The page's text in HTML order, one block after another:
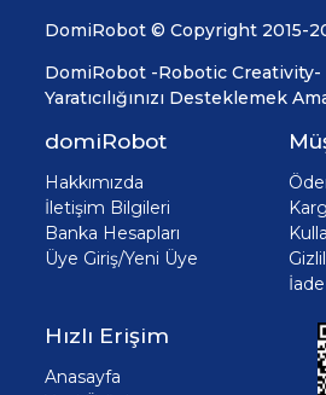
DomiRobot © Copyright 2015-
DomiRobot -Robotic Creativity-
Yaratıcılığınızı Desteklemek
domiRobot
Hakkımızda
İletişim Bilgileri
Banka Hesapları
Üye Giriş/Yeni Üye
Hızlı Erişim
Anasayfa